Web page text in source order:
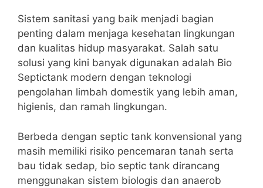
Sistem sanitasi yang baik menjadi bagian
penting dalam menjaga kesehatan lingkungan
dan kualitas hidup masyarakat. Salah satu
solusi yang kini banyak digunakan adalah Bio
Septictank modern dengan teknologi
pengolahan limbah domestik yang lebih aman,
higienis, dan ramah lingkungan.
Berbeda dengan septic tank konvensional yang
masih memiliki risiko pencemaran tanah serta
bau tidak sedap, bio septic tank dirancang
menggunakan sistem biologis dan anaerob